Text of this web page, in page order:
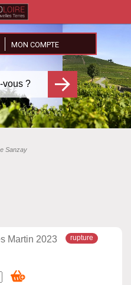
MON COMPTE
Sanzay
Martin 2023